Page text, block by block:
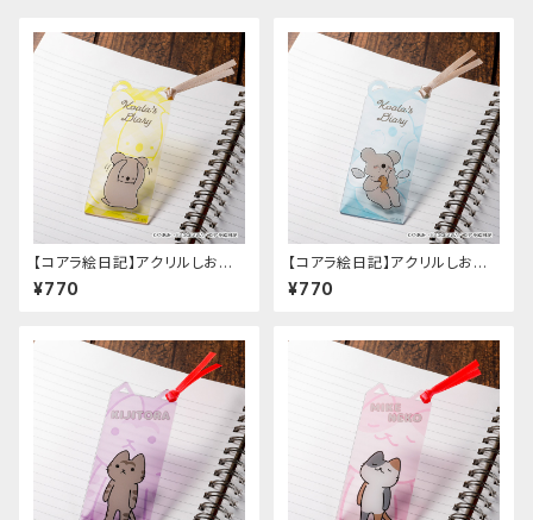
【コアラ絵日記】アクリルしおり
（B）
¥770
【コアラ絵日記】アクリルしおり
（A）
¥770